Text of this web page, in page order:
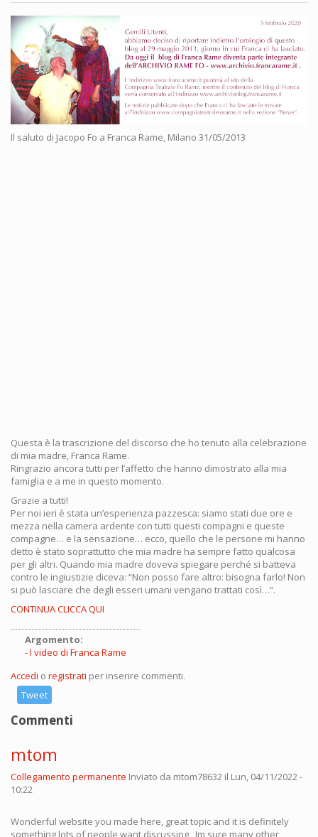
Il saluto di Jacopo Fo a Franca Rame, Milano 31/05/2013
Questa è la trascrizione del discorso che ho tenuto alla celebrazione
di mia madre, Franca Rame.
Ringrazio ancora tutti per l’affetto che hanno dimostrato alla mia
famiglia e a me in questo momento.
Grazie a tutti!
Per noi ieri è stata un’esperienza pazzesca: siamo stati due ore e
mezza nella camera ardente con tutti questi compagni e queste
compagne… e la sensazione… ecco, quello che le persone mi hanno
detto è stato soprattutto che mia madre ha sempre fatto qualcosa
per gli altri. Quando mia madre doveva spiegare perché si batteva
contro le ingiustizie diceva: “Non posso fare altro: bisogna farlo! Non
si può lasciare che degli esseri umani vengano trattati così…”.
CONTINUA CLICCA QUI
Argomento:
I video di Franca Rame
Accedi o registrati per inserire commenti.
Tweet
Commenti
mtom
Collegamento permanente Inviato da mtom78632 il Lun, 04/11/2022 -
10:22
Wonderful website you made here, great topic and it is definitely
something lots of people want discussing Im sure many other